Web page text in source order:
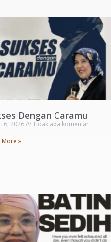
Dengan Caramu
6, 2026
Tidak ada komentar
More »